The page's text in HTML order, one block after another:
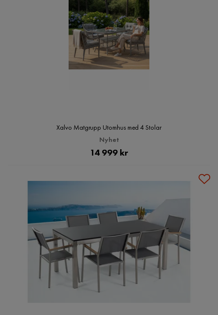
Xalvo Matgrupp Utomhus med 4 Stolar
Nyhet
Pris
14 999 kr